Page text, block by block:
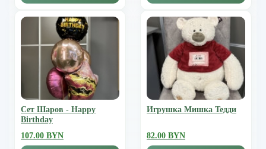
Сет Шаров - Happy
Birthday
107.00 BYN
Игрушка Мишка Тедди
82.00 BYN